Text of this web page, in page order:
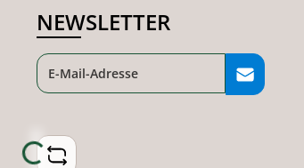
NEWSLETTER
Loading...